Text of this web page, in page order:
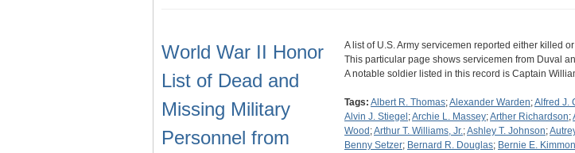
World War II Honor
List of Dead and
Missing Military
Personnel from
A list of U.S. Army servicemen reported either killed
This particular page shows servicemen from Duval
A notable soldier listed in this record is Captain
Tags: Albert R. Thomas;Alexander Warden;Alfred J.
Alvin J. Stiegel ;Archie L. Massey;Arther Richardson;
Wood ;Arthur T. Williams, Jr.;Ashley T. Johnson;
Benny Setzer; Bernard R. Douglas; Bernie E.